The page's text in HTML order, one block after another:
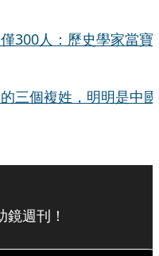
300人：歷史學家當寶
三個複姓，明明是中國
週刊！